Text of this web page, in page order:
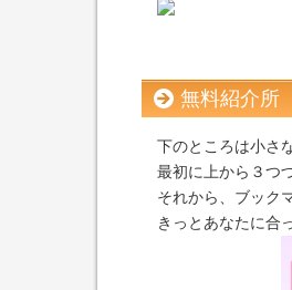
無料紹介所
下のところは小さ
最初に上から３つ
それから、ブック
きっとあなたに合